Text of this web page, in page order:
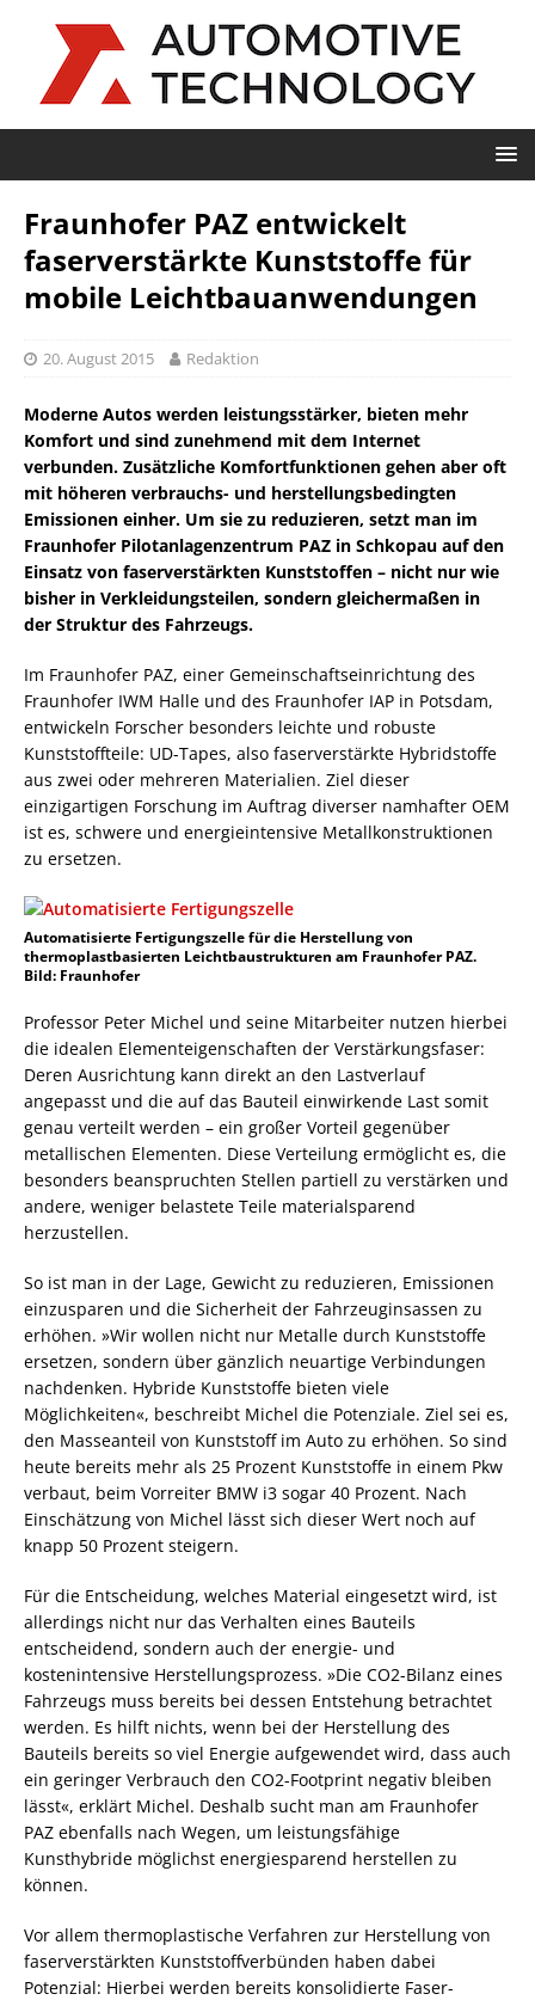
Fraunhofer PAZ entwickelt
faserverstärkte Kunststoffe für
mobile Leichtbauanwendungen
20. August 2015 Redaktion
Moderne Autos werden leistungsstärker, bieten mehr
Komfort und sind zunehmend mit dem Internet
verbunden. Zusätzliche Komfortfunktionen gehen aber oft
mit höheren verbrauchs- und herstellungsbedingten
Emissionen einher. Um sie zu reduzieren, setzt man im
Fraunhofer Pilotanlagenzentrum PAZ in Schkopau auf den
Einsatz von faserverstärkten Kunststoffen – nicht nur wie
bisher in Verkleidungsteilen, sondern gleichermaßen in
der Struktur des Fahrzeugs.
Im Fraunhofer PAZ, einer Gemeinschaftseinrichtung des
Fraunhofer IWM Halle und des Fraunhofer IAP in Potsdam,
entwickeln Forscher besonders leichte und robuste
Kunststoffteile: UD-Tapes, also faserverstärkte Hybridstoffe
aus zwei oder mehreren Materialien. Ziel dieser
einzigartigen Forschung im Auftrag diverser namhafter OEM
ist es, schwere und energieintensive Metallkonstruktionen
zu ersetzen.
Automatisierte Fertigungszelle für die Herstellung von
thermoplastbasierten Leichtbaustrukturen am Fraunhofer PAZ.
Bild: Fraunhofer
Professor Peter Michel und seine Mitarbeiter nutzen hierbei
die idealen Elementeigenschaften der Verstärkungsfaser:
Deren Ausrichtung kann direkt an den Lastverlauf
angepasst und die auf das Bauteil einwirkende Last somit
genau verteilt werden – ein großer Vorteil gegenüber
metallischen Elementen. Diese Verteilung ermöglicht es, die
besonders beanspruchten Stellen partiell zu verstärken und
andere, weniger belastete Teile materialsparend
herzustellen.
So ist man in der Lage, Gewicht zu reduzieren, Emissionen
einzusparen und die Sicherheit der Fahrzeuginsassen zu
erhöhen. »Wir wollen nicht nur Metalle durch Kunststoffe
ersetzen, sondern über gänzlich neuartige Verbindungen
nachdenken. Hybride Kunststoffe bieten viele
Möglichkeiten«, beschreibt Michel die Potenziale. Ziel sei es,
den Masseanteil von Kunststoff im Auto zu erhöhen. So sind
heute bereits mehr als 25 Prozent Kunststoffe in einem Pkw
verbaut, beim Vorreiter BMW i3 sogar 40 Prozent. Nach
Einschätzung von Michel lässt sich dieser Wert noch auf
knapp 50 Prozent steigern.
Für die Entscheidung, welches Material eingesetzt wird, ist
allerdings nicht nur das Verhalten eines Bauteils
entscheidend, sondern auch der energie- und
kostenintensive Herstellungsprozess. »Die CO2-Bilanz eines
Fahrzeugs muss bereits bei dessen Entstehung betrachtet
werden. Es hilft nichts, wenn bei der Herstellung des
Bauteils bereits so viel Energie aufgewendet wird, dass auch
ein geringer Verbrauch den CO2-Footprint negativ bleiben
lässt«, erklärt Michel. Deshalb sucht man am Fraunhofer
PAZ ebenfalls nach Wegen, um leistungsfähige
Kunsthybride möglichst energiesparend herstellen zu
können.
Vor allem thermoplastische Verfahren zur Herstellung von
faserverstärkten Kunststoffverbünden haben dabei
Potenzial: Hierbei werden bereits konsolidierte Faser-